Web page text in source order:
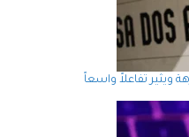
ويثير تفاعلاً واسعاً